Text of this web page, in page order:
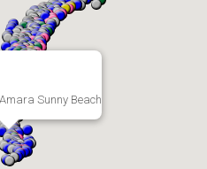
Sunny Beach